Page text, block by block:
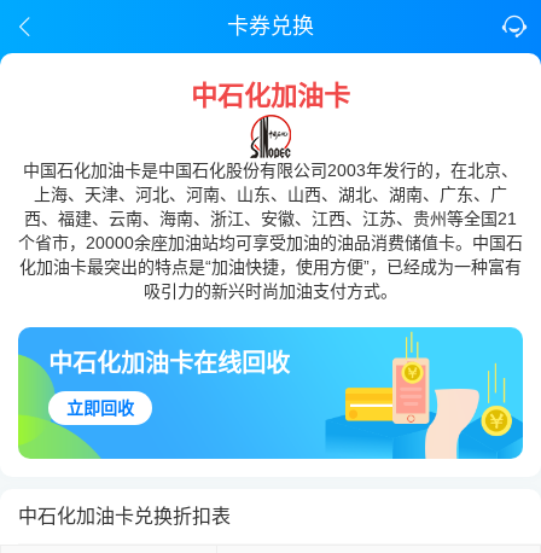
卡券兑换
中石化加油卡
中国石化加油卡是中国石化股份有限公司2003年发行的，在北京、
上海、天津、河北、河南、山东、山西、湖北、湖南、广东、广
西、福建、云南、海南、浙江、安徽、江西、江苏、贵州等全国21
个省市，20000余座加油站均可享受加油的油品消费储值卡。中国石
化加油卡最突出的特点是“加油快捷，使用方便”，已经成为一种富有
吸引力的新兴时尚加油支付方式。
中石化加油卡在线回收
立即回收
中石化加油卡兑换折扣表